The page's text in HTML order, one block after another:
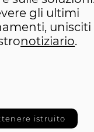
gli ultimi
unisciti
notiziario.
istruito